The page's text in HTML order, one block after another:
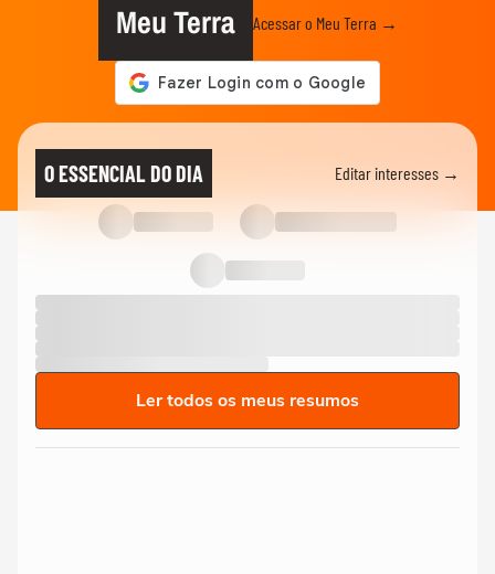
Meu Terra Acessar o Meu Terra →
O ESSENCIAL DO DIA Editar interesses →
Ler todos os meus resumos